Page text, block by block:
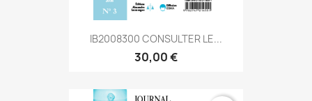
IB2008300 CONSULTER LE...
30,00 €